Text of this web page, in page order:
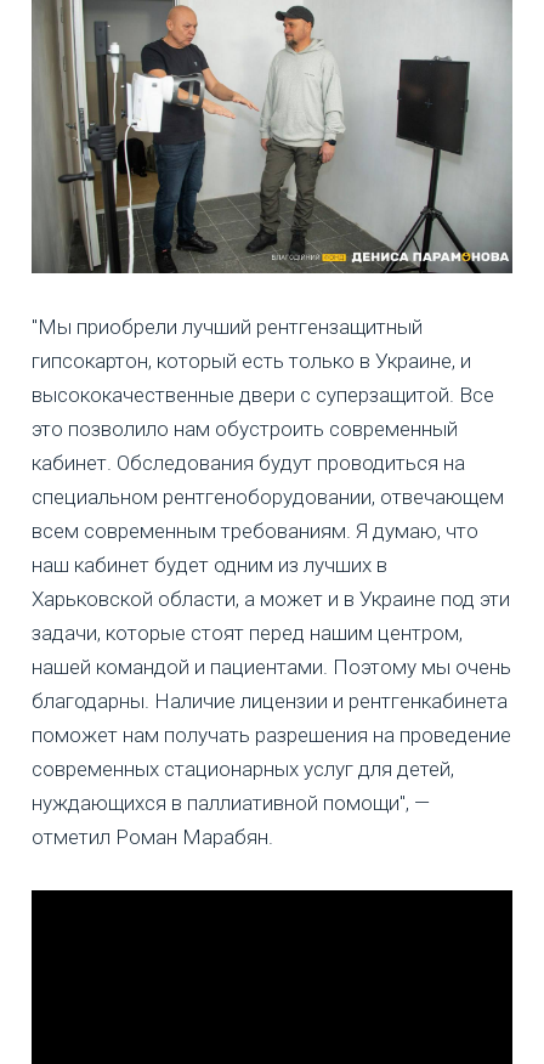
"Мы приобрели лучший рентгензащитный
гипсокартон, который есть только в Украине, и
высококачественные двери с суперзащитой. Все
это позволило нам обустроить современный
кабинет. Обследования будут проводиться на
специальном рентгеноборудовании, отвечающем
всем современным требованиям. Я думаю, что
наш кабинет будет одним из лучших в
Харьковской области, а может и в Украине под эти
задачи, которые стоят перед нашим центром,
нашей командой и пациентами. Поэтому мы очень
благодарны. Наличие лицензии и рентгенкабинета
поможет нам получать разрешения на проведение
современных стационарных услуг для детей,
нуждающихся в паллиативной помощи", —
отметил Роман Марабян.